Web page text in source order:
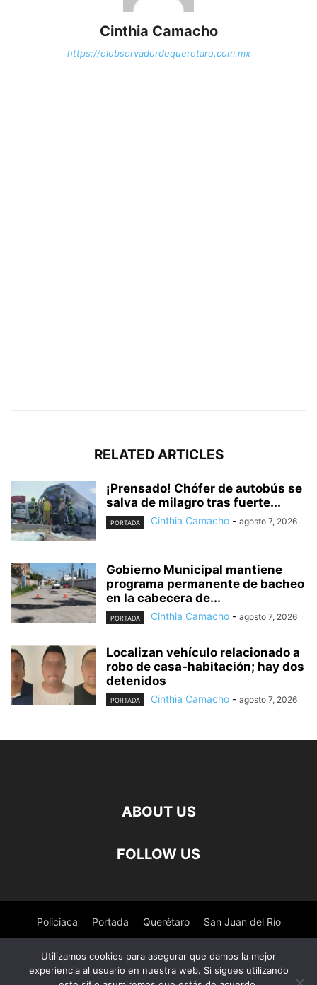
Cinthia Camacho
https://elobservadordequeretaro.com.mx
RELATED ARTICLES
¡Prensado! Chófer de autobús se
salva de milagro tras fuerte...
PORTADA Cinthia Camacho - agosto 7, 2026
Gobierno Municipal mantiene
programa permanente de bacheo
en la cabecera de...
PORTADA Cinthia Camacho - agosto 7, 2026
Localizan vehículo relacionado a
robo de casa-habitación; hay dos
detenidos
PORTADA Cinthia Camacho - agosto 7, 2026
ABOUT US
FOLLOW US
Policiaca Portada Querétaro San Juan del Río
Nacional Salud
Utilizamos cookies para asegurar que damos la mejor
experiencia al usuario en nuestra web. Si sigues utilizando